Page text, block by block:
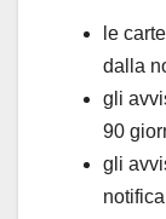
le
dalla
gli
90
gli